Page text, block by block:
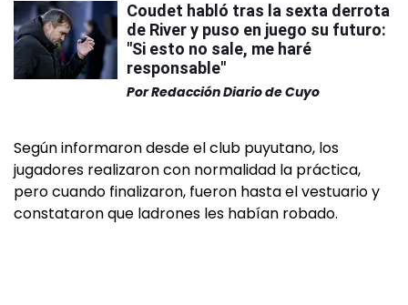
Coudet habló tras la sexta derrota
de River y puso en juego su futuro:
"Si esto no sale, me haré
responsable"
PorRedacción Diario de Cuyo
Según informaron desde el club puyutano, los
jugadores realizaron con normalidad la práctica,
pero cuando finalizaron, fueron hasta el vestuario y
constataron que ladrones les habían robado.